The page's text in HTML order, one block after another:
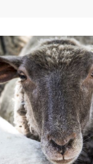
Revendran », la fête
partager un
des bergers